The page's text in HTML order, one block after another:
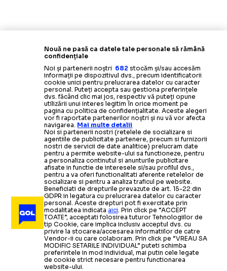
Nouă ne pasă ca datele tale personale să rămână
confidențiale
Noi și partenerii noștri 682 stocăm și/sau accesăm
informații pe dispozitivul dvs., precum identificatorii
cookie unici pentru prelucrarea datelor cu caracter
personal. Puteți accepta sau gestiona preferințele
dvs. făcând clic mai jos, respectiv vă puteți opune
utilizării unui interes legitim în orice moment pe
pagina cu politica de confidențialitate. Aceste alegeri
vor fi raportate partenerilor noștri și nu vă vor afecta
navigarea. Mai multe detalii
Noi si partenerii nostri (retelele de socializare si
agentiile de publicitate partenere, precum si furnizorii
nostri de servicii de date analitice) prelucram date
pentru a permite website-ului sa functioneze, pentru
a personaliza continutul si anunturile publicitare
afisate in functie de interesele si/sau profilul dvs.,
pentru a va oferi functionalitati aferente retelelor de
socializare si pentru a analiza traficul pe website.
Beneficiati de drepturile prevazute de art. 15-22 din
GDPR in legatura cu prelucrarea datelor cu caracter
personal. Aceste drepturi pot fi exercitate prin
modalitatea indicataaici. Prin click pe “ACCEPT
TOATE”, acceptati folosirea tuturor Tehnologiilor de
tip Cookie, care implica inclusiv acceptul dvs. cu
privire la stocarea/accesarea informatiilor de catre
Vendor-ii cu care colaboram. Prin click pe “VREAU SA
MODIFIC SETARILE INDIVIDUAL” puteti schimba
preferintele in mod individual, mai putin cele legate
de cookie strict necesare pentru functionarea
website-ului.